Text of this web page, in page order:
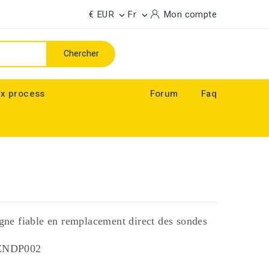
€ EUR  Fr  Mon compte
Chercher
process Forum Faq
fiable en remplacement direct des sondes